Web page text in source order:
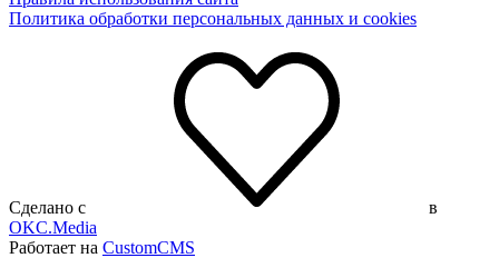
Политика обработки персональных данных и cookies
Сделано с
в
OKC.Media
Работает на CustomCMS